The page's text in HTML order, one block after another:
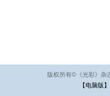
版权所有© 《光彩》杂
【电脑版】